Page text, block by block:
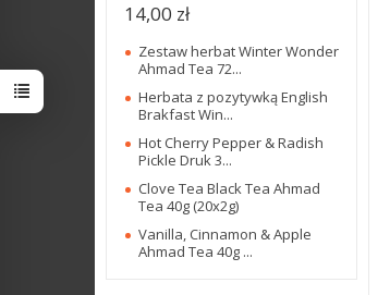
14,00 zł
Zestaw herbat Winter Wonder
Ahmad Tea 72...
Herbata z pozytywką English
Brakfast Win...
Hot Cherry Pepper & Radish
Pickle Druk 3...
Clove Tea Black Tea Ahmad
Tea 40g (20x2g)
Vanilla, Cinnamon & Apple
Ahmad Tea 40g ...